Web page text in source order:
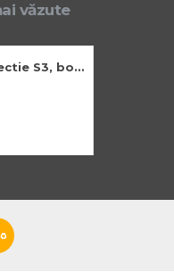
văzute
Pantofi de protectie S3, bombeu si lamela din otel, brant confortabil EVA